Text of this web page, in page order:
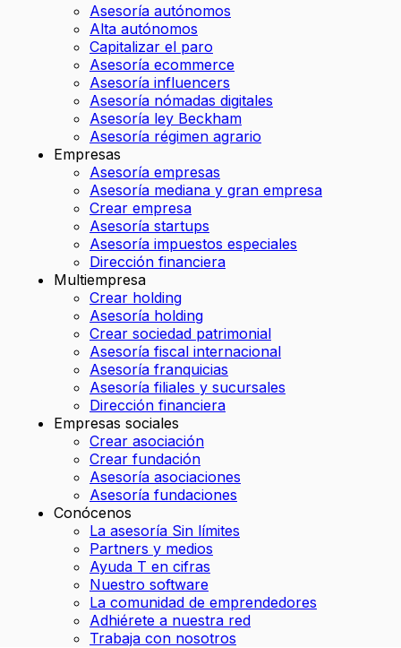
Asesoría autónomos
Alta autónomos
Capitalizar el paro
Asesoría ecommerce
Asesoría influencers
Asesoría nómadas digitales
Asesoría ley Beckham
Asesoría régimen agrario
Empresas
Asesoría empresas
Asesoría mediana y gran empresa
Crear empresa
Asesoría startups
Asesoría impuestos especiales
Dirección financiera
Multiempresa
Crear holding
Asesoría holding
Crear sociedad patrimonial
Asesoría fiscal internacional
Asesoría franquicias
Asesoría filiales y sucursales
Dirección financiera
Empresas sociales
Crear asociación
Crear fundación
Asesoría asociaciones
Asesoría fundaciones
Conócenos
La asesoría Sin límites
Partners y medios
Ayuda T en cifras
Nuestro software
La comunidad de emprendedores
Adhiérete a nuestra red
Trabaja con nosotros